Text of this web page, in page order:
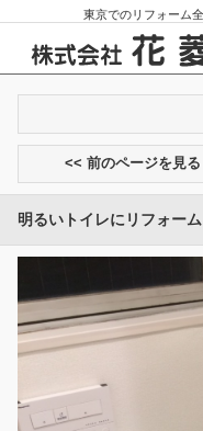
東京でのリフォーム
<< 前のページを見る
明るいトイレにリフォーム